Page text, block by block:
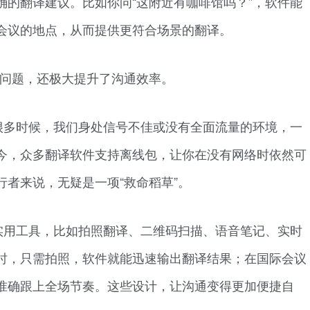
的地点，从而提供更符合场景的翻译。
题，还极大提升了沟通效率。
时候，我们身处信号不佳或没有全面流量的环境，一
众多翻译软件支持离线包，让你在没有网络时依然可
来说，无疑是一项“救命稻草”。
工具，比如拍照翻译、二维码扫描、语音笔记、实时
只需拍照，软件就能迅速输出翻译结果；在国际会议
跟上全场节奏。这些设计，让沟通变得更加便捷自